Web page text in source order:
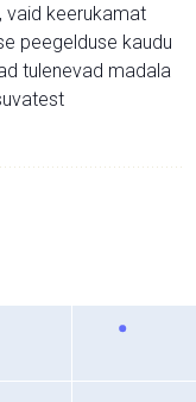
vaid keerukamat
peegelduse kaudu
tulenevad madala